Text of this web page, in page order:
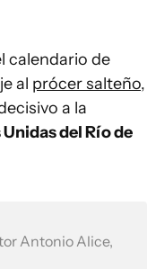
calendario de
al prócer salteño,
a la
del Río de
Antonio Alice,